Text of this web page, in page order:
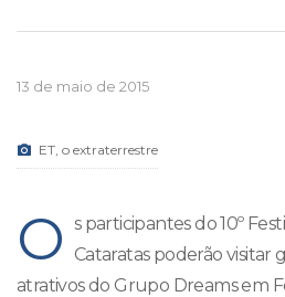
13 de maio de 2015
ET, o extraterrestre
O s participantes do 10º
Cataratas poderão visitar
atrativos do Grupo Dreams em